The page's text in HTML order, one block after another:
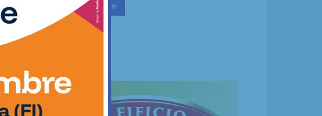
Continua a leggere